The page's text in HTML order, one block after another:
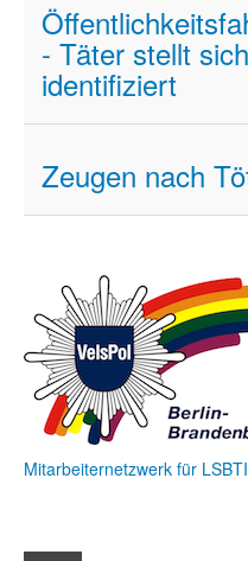
- Täter stellt
identifiziert
Zeugen nach
Mitarbeiternetzwerk für